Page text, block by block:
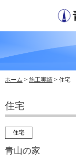
ホーム > 施工実績 > 住宅
住宅
住宅
青山の家